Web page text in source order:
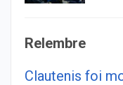
Relembre
Clautenis foi